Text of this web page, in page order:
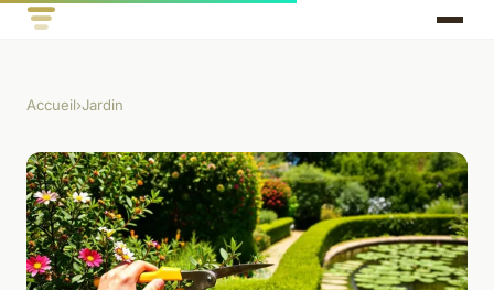
Accueil›Jardin